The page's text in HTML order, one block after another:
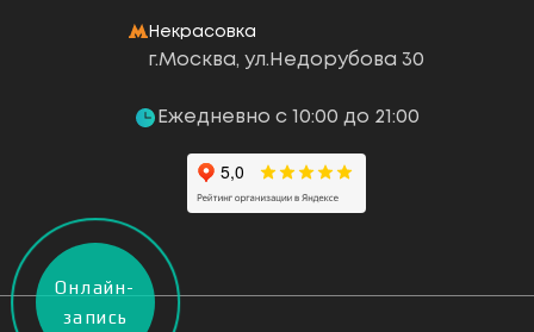
Некрасовка
г.Москва, ул.Недорубова 30
Ежедневно с 10:00 до 21:00
Онлайн-
запись